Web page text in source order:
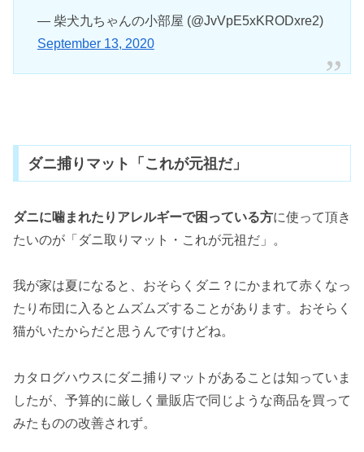
— 柴犬九ちゃんの小部屋 (@JvVpE5xKRODxre2)
September 13, 2020
ダニ捕りマット「これが元祖だ」
ダニに噛まれたりアレルギーで困っている方に使って頂き
たいのが「ダニ取りマット・これが元祖だ」。
我が家は夏になると、おそらくダニ？にかまれて赤くなっ
たり布団に入るとムズムズすることがあります。おそらく
猫がいたからだと思うんですけどね。
カタログハウスにダニ捕りマットがあることは知っていま
したが、予算的に厳しく量販店で同じような商品を買って
みたものの改善されず。